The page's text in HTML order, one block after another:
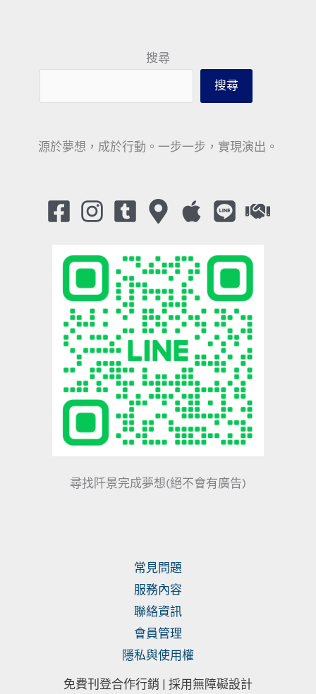
搜尋
搜尋
源於夢想，成於行動。一步一步，實現演出。
尋找阡景完成夢想(絕不會有廣告)
常見問題
服務內容
聯絡資訊
會員管理
隱私與使用權
免費刊登合作行銷 | 採用無障礙設計